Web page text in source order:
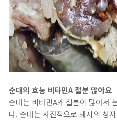
순대의 효능 비타민A 철분 많아요
순대는 비타민A와 철분이 많아서
다. 순대는 사전적으로 돼지의 창